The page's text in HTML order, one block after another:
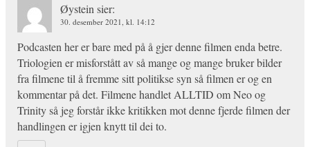
Øystein sier:
30. desember 2021, kl. 14:12
Podcasten her er bare med på å gjer denne filmen enda betre.
Triologien er misforstått av så mange og mange bruker bilder
fra filmene til å fremme sitt politikse syn så filmen er og en
kommentar på det. Filmene handlet ALLTID om Neo og
Trinity så jeg forstår ikke kritikken mot denne fjerde filmen der
handlingen er igjen knytt til dei to.